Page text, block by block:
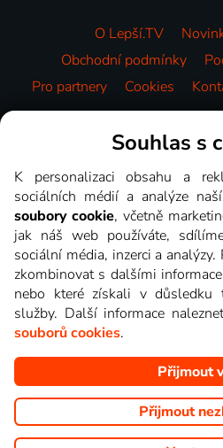
O Lepší.TV
Obchodní podmínky
Pro partnery
Cookies
Copyright © goNET s.r.o. Na
obrázky z pořadů TV stanic, které
Souhlas s
K personalizaci obsahu a
sociálních médií a analýze
soubory cookie, včetně
jak náš web používáte,
sociální média, inzerci a
zkombinovat s dalšími
nebo které získali v důsledku
služby. Další informace
souborů cookies.
Přijmout
Přijmout